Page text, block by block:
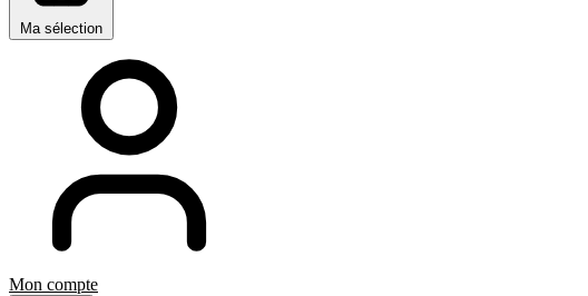
Ma sélection
Mon compte